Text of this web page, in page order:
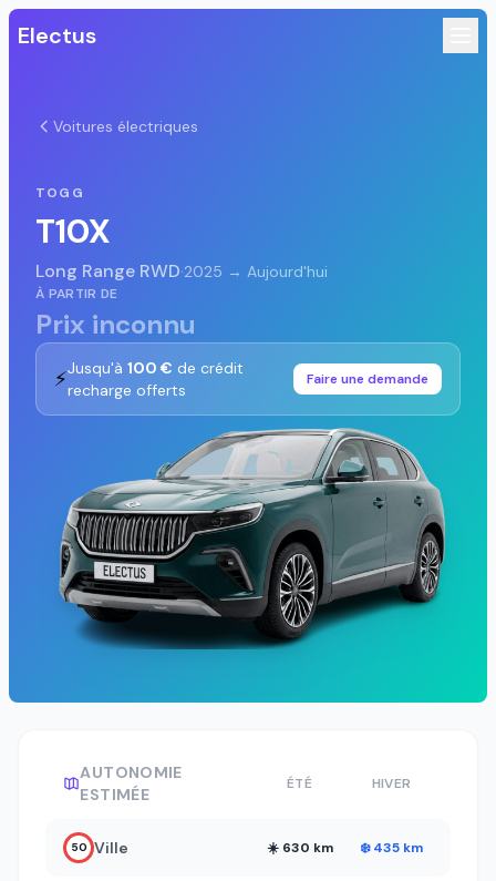
Electus
Voitures électriques
TOGG
T10X
Long Range RWD·2025 → Aujourd'hui
À PARTIR DE
Prix inconnu
⚡Jusqu'à 100 € de crédit
recharge offerts
Faire une demande
AUTONOMIE
ESTIMÉE
ÉTÉ HIVER
50 Ville ☀️ 630 km ❄️ 435 km